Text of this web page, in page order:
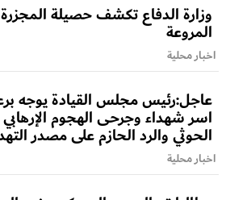
وزارة الدفاع تكشف حصيلة المجزرة
المروعة
اخبار محلية
عاجل:رئيس مجلس القيادة يوجه
اسر شهداء وجرحى الهجوم الإرهابي
الحوثي والرد الحازم على مصدر
اخبار محلية